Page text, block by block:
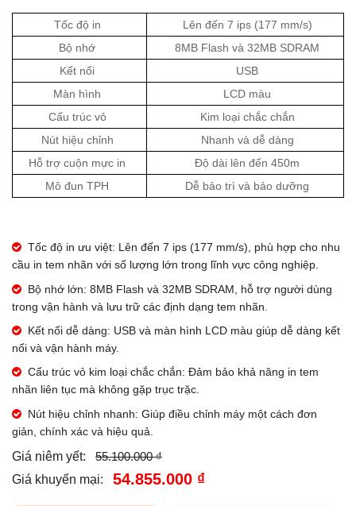
Tốc độ in
Lên đến 7 ips (177 mm/s)
Bộ nhớ
8MB Flash và 32MB SDRAM
Kết nối
USB
Màn hình
LCD màu
Cấu trúc vỏ
Kim loại chắc chắn
Nút hiệu chỉnh
Nhanh và dễ dàng
Hỗ trợ cuộn mực in
Độ dài lên đến 450m
Mô đun TPH
Dễ bảo trì và bảo dưỡng
Tốc độ in ưu việt: Lên đến 7 ips (177 mm/s), phù hợp cho nhu
cầu in tem nhãn với số lượng lớn trong lĩnh vực công nghiệp.
Bộ nhớ lớn: 8MB Flash và 32MB SDRAM, hỗ trợ người dùng
trong vận hành và lưu trữ các định dạng tem nhãn.
Kết nối dễ dàng: USB và màn hình LCD màu giúp dễ dàng kết
nối và vận hành máy.
Cấu trúc vỏ kim loại chắc chắn: Đảm bảo khả năng in tem
nhãn liên tục mà không gặp trục trặc.
Nút hiệu chỉnh nhanh: Giúp điều chỉnh máy một cách đơn
giản, chính xác và hiệu quả.
Giá niêm yết:
55.100.000 ₫
Giá khuyến mại:
54.855.000 ₫